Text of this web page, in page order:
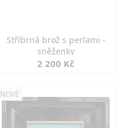
Stříbrná brož s perlami -
sněženky
2 200 Kč
NOVÉ